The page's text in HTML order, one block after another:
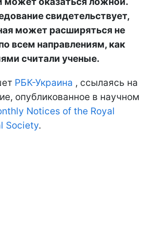
свидетельствует,
может расширяться не
всем направлениям, как
считали ученые.
РБК-Украина , ссылаясь на
опубликованное в научном
Notices of the Royal
Society.